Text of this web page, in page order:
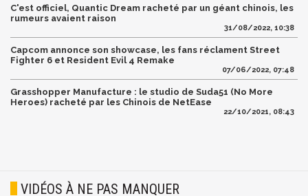
C'est officiel, Quantic Dream racheté par un géant chinois, les
rumeurs avaient raison
31/08/2022, 10:38
Capcom annonce son showcase, les fans réclament Street
Fighter 6 et Resident Evil 4 Remake
07/06/2022, 07:48
Grasshopper Manufacture : le studio de Suda51 (No More
Heroes) racheté par les Chinois de NetEase
22/10/2021, 08:43
VIDÉOS À NE PAS MANQUER